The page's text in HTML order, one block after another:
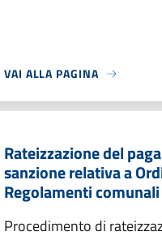
VAI ALLA PAGINA
Rateizzazione del
sanzione relativa a
Regolamenti comunali
Procedimento di